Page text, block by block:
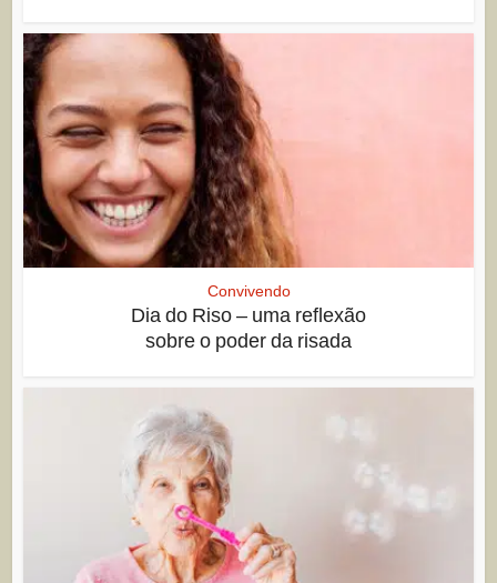
Convivendo
Dia do Riso – uma reflexão
sobre o poder da risada